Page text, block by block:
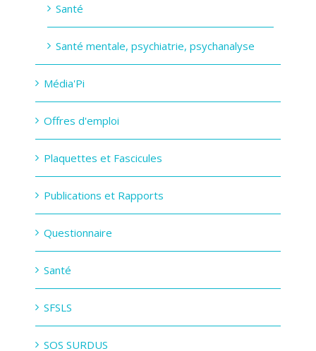
Santé
Santé mentale, psychiatrie, psychanalyse
Média'Pi
Offres d'emploi
Plaquettes et Fascicules
Publications et Rapports
Questionnaire
Santé
SFSLS
SOS SURDUS